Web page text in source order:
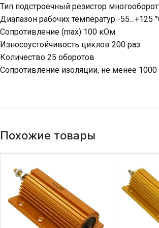
Тип подстроечный резистор
Диапазон рабочих температур -55…+125
Сопротивление (max) 100 кОм
Износоустойчивость циклов 200 раз
Количество 25 оборотов
Сопротивление изоляции, не менее 1000
Похожие товары